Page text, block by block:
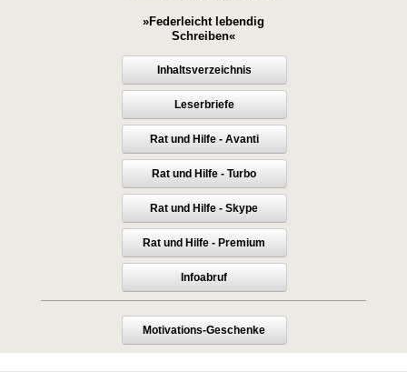
»Federleicht lebendig
Schreiben«
Inhaltsverzeichnis
Leserbriefe
Rat und Hilfe - Avanti
Rat und Hilfe - Turbo
Rat und Hilfe - Skype
Rat und Hilfe - Premium
Infoabruf
Motivations-Geschenke